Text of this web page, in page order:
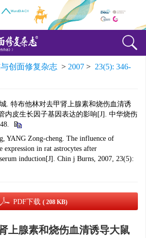
创面修复杂志 > 2007 > 23(5): 346-
. 特布他林对去甲肾上腺素和烧伤血清诱
内皮生长因子基因表达的影响[J]. 中华烧伤
YANG Zong-cheng. The influence of
expression in rat astrocytes after
induction[J]. Chin j Burns, 2007, 23(5):
PDF下载 ( 208 KB)
上腺素和烧伤血清诱导大鼠